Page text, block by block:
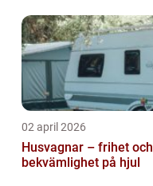
02 april 2026
Husvagnar – frihet och
bekvämlighet på hjul